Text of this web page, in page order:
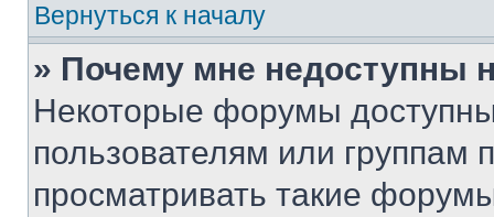
Вернуться к началу
» Почему мне недоступны
Некоторые форумы
пользователям или группам
просматривать такие